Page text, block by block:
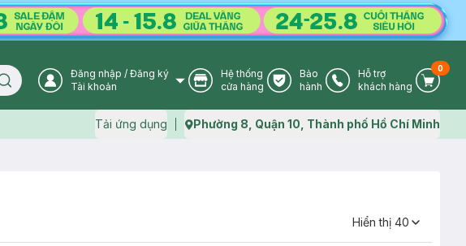
Search icon User Icon
Đăng nhập / Đăng ký
Tài khoản
Store Icon
Hệ thống
cửa hàng
Warranty Icon
Bảo
hành
Phone Icon
Hỗ trợ
khách hàng
Cart
0
Tải ứng dụng Map icon
Phường 8, Quận 10, Thành phố Hồ Chí Minh
Hiển thị 40